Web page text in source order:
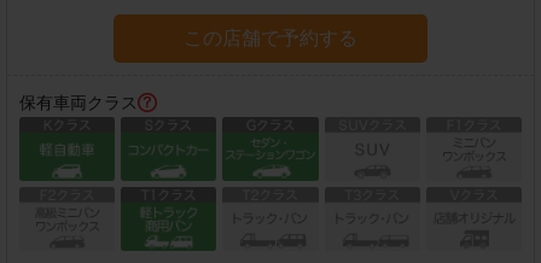
この店舗で予約する
保有車両クラス